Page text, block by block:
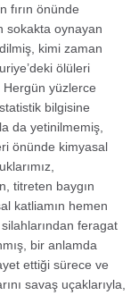
fırın önünde
sokakta oynayan
kimi zaman
ölüleri
Hergün yüzlerce
bilgisine
da yetinilmemiş,
önünde kimyasal
titreten baygın
katliamın hemen
feragat
bir anlamda
ettiği sürece ve
savaş uçaklarıyla,